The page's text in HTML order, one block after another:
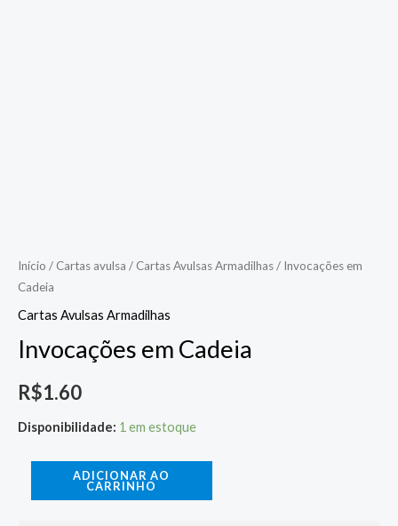
Início / Cartas avulsa / Cartas Avulsas Armadilhas/ Invocações em
Cadeia
Cartas Avulsas Armadilhas
Invocações em Cadeia
R$1.60
Disponibilidade: 1 em estoque
ADICIONAR AO
CARRINHO